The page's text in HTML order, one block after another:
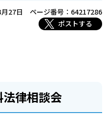
27日
ページ番号：64217286
ポストする
律相談会